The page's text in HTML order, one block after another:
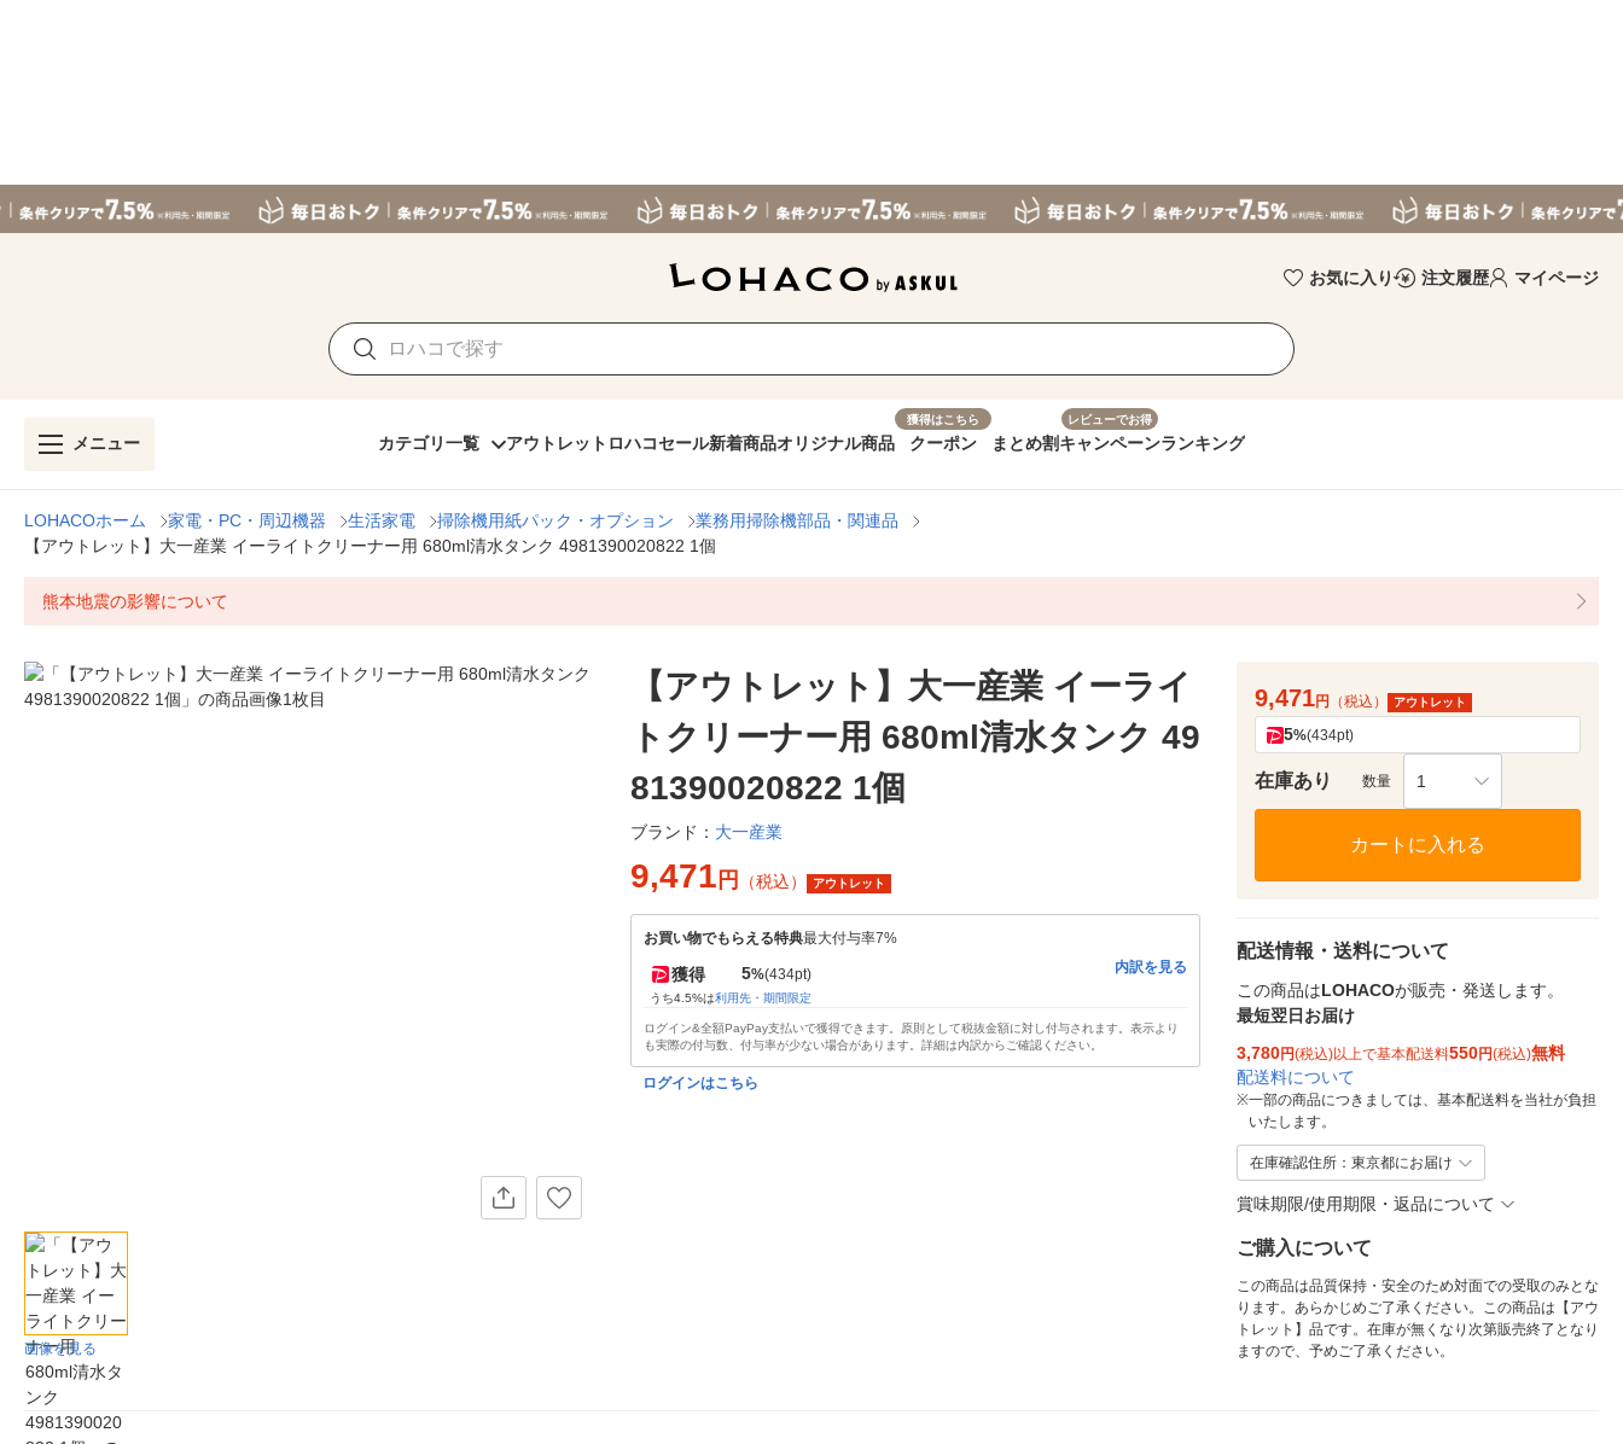
お気に入り 注文履歴 マイページ
メニュー カテゴリ一覧 アウトレット ロハコセール新着商品オリジナル商品
獲得はこちら
クーポン まとめ割
レビューでお得
キャンペーンランキング
LOHACOホーム 家電・PC・周辺機器 生活家電 掃除機用紙パック・オプション
業務用掃除機部品・関連品
【アウトレット】大一産業 イーライトクリーナー用 680ml清水タンク 4981390020822 1個
熊本地震の影響について
画像を見る
【アウトレット】大一産業 イーライ
トクリーナー用 680ml清水タンク 49
81390020822 1個
ブランド： 大一産業
9,471 円 （税込） アウトレット
お買い物でもらえる特典最大付与率7%
獲得 5%(434pt)
うち4.5%は利用先・期間限定
内訳を見る
ログイン&全額PayPay支払いで獲得できます。原則として税抜金額に対し付与されます。表示より
も実際の付与数、付与率が少ない場合があります。詳細は内訳からご確認ください。
ログインはこちら
9,471円 （税込） アウトレット
5%(434pt)
在庫あり 数量 1
カートに入れる
配送情報・送料について
この商品はLOHACOが販売・発送します。
最短翌日お届け
3,780円(税込)以上で基本配送料550円(税込)無料
配送料について
※一部の商品につきましては、基本配送料を当社が負担
いたします。
在庫確認住所：東京都にお届け
賞味期限/使用期限・返品について
ご購入について
この商品は品質保持・安全のため対面での受取のみとな
ります。あらかじめご了承ください。この商品は【アウ
トレット】品です。在庫が無くなり次第販売終了となり
ますので、予めご了承ください。